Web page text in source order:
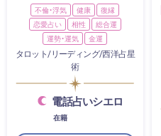
不倫・浮気
健康
復縁
恋愛占い
相性
総合運
運勢・運気
金運
タロット/リーディング/西洋占星
術
電話占いシエロ
在籍